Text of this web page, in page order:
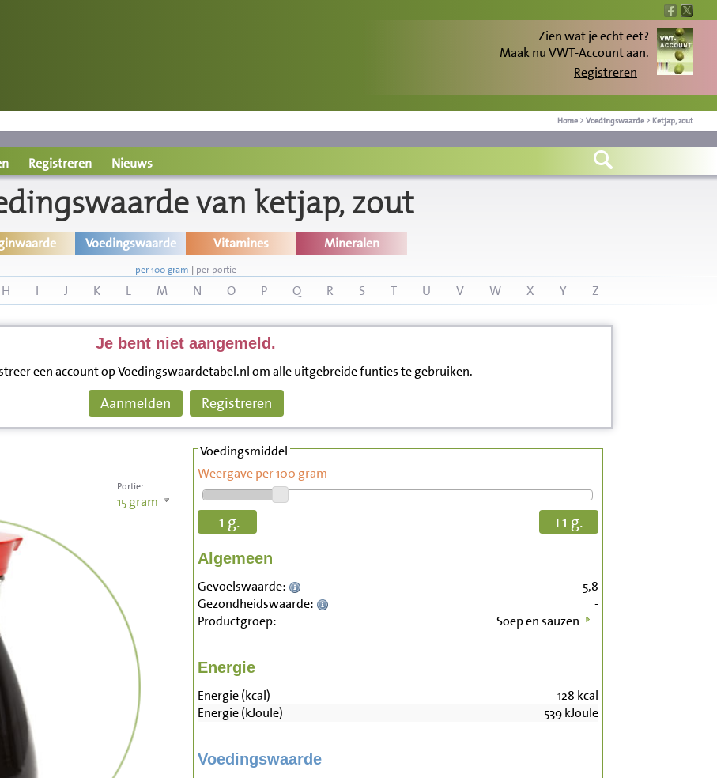
Zien wat je echt eet?
Maak nu VWT-Account aan.
Registreren
Home > Voedingswaarde > Ketjap, zout
Registreren Nieuws
van ketjap, zout
Voedingswaarde Vitamines Mineralen
per 100 gram | per portie
H I J K L M N O P Q R S T U V W X Y Z
Je bent niet aangemeld.
een account op Voedingswaardetabel.nl om alle uitgebreide funties te gebruiken.
Aanmelden Registreren
Portie:
15gram
Voedingsmiddel
Weergave per 100 gram
-1 g. +1 g.
Algemeen
Gevoelswaarde:
5,8
Gezondheidswaarde:
-
Productgroep:
Soep en sauzen
Energie
Energie (kcal) 128 kcal
Energie (kJoule)
539kJoule
Voedingswaarde